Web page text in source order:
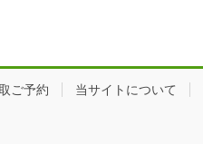
ご予約 当サイトについて